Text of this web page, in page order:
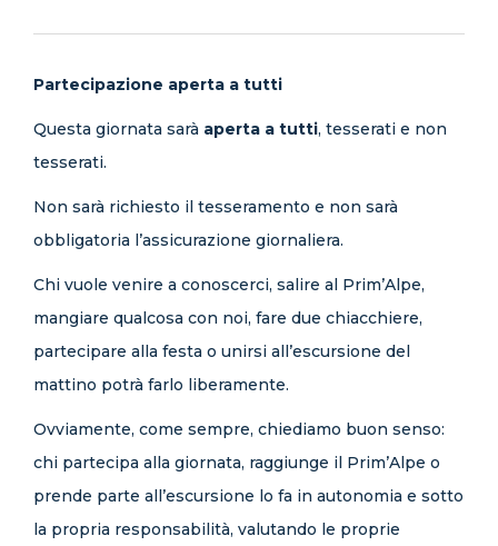
Partecipazione aperta a tutti
Questa giornata sarà aperta a tutti, tesserati e non
tesserati.
Non sarà richiesto il tesseramento e non sarà
obbligatoria l’assicurazione giornaliera.
Chi vuole venire a conoscerci, salire al Prim’Alpe,
mangiare qualcosa con noi, fare due chiacchiere,
partecipare alla festa o unirsi all’escursione del
mattino potrà farlo liberamente.
Ovviamente, come sempre, chiediamo buon senso:
chi partecipa alla giornata, raggiunge il Prim’Alpe o
prende parte all’escursione lo fa in autonomia e sotto
la propria responsabilità, valutando le proprie